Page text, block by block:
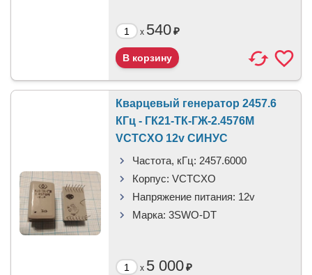
x 540₽
Кварцевый генератор 2457.6
КГц - ГК21-ТК-ГЖ-2.4576М
VCTCXO 12v СИНУС
Частота, кГц: 2457.6000
Корпус: VCTCXO
Напряжение питания: 12v
Марка: 3SWO-DT
x 5 000₽